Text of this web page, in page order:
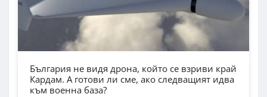
България не видя дрона, който се взриви край
Кардам. А готови ли сме, ако следващият идва
към военна база?